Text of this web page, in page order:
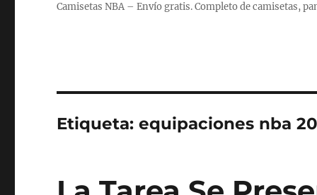
Camisetas NBA – Envío gratis. Completo de camisetas,
Etiqueta:equipaciones nba